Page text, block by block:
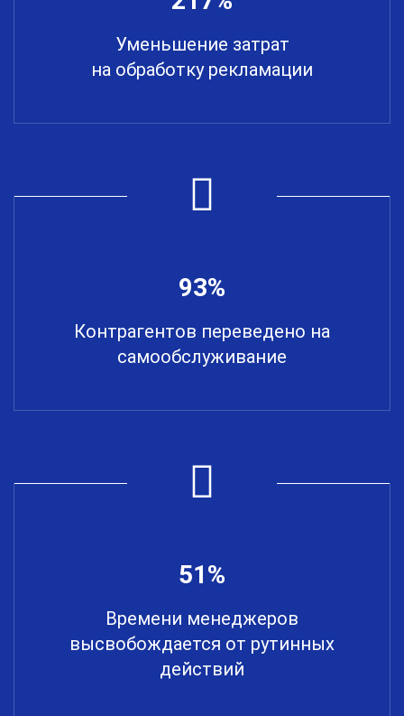
Уменьшение затрат
на обработку рекламации
93%
Контрагентов переведено на
самообслуживание
51%
Времени менеджеров
высвобождается от рутинных
действий